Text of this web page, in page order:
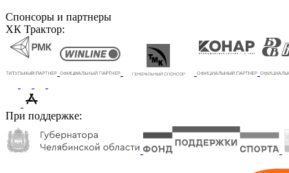
Спонсоры и партнеры
ХК Трактор:
При поддержке: